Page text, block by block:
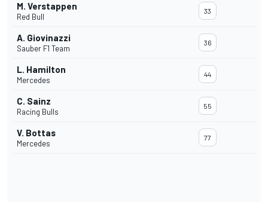
M. Verstappen
Red Bull
33
A. Giovinazzi
Sauber F1 Team
36
L. Hamilton
Mercedes
44
C. Sainz
Racing Bulls
55
V. Bottas
Mercedes
77